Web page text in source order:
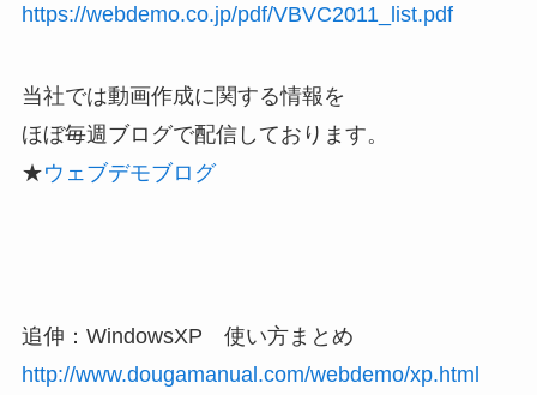
https://webdemo.co.jp/pdf/VBVC2011_list.pdf
当社では動画作成に関する情報を
ほぼ毎週ブログで配信しております。
★ウェブデモブログ
追伸：WindowsXP 使い方まとめ
http://www.dougamanual.com/webdemo/xp.html